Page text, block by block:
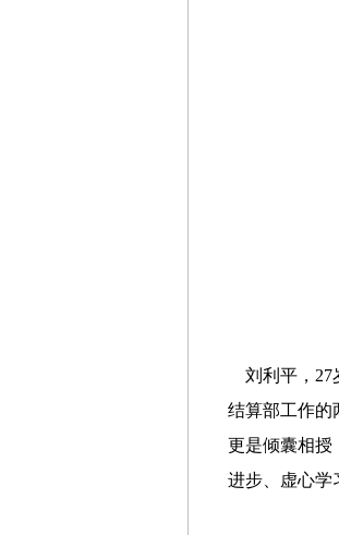
刘利平，27
结算部工作的
更是倾囊相授
进步、虚心学